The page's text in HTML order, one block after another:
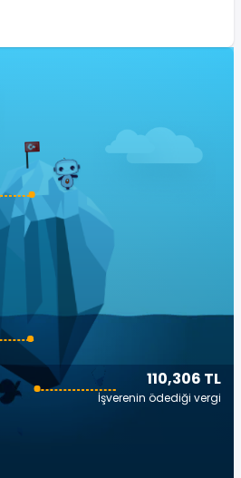
110,306 TL
İşverenin ödediği vergi